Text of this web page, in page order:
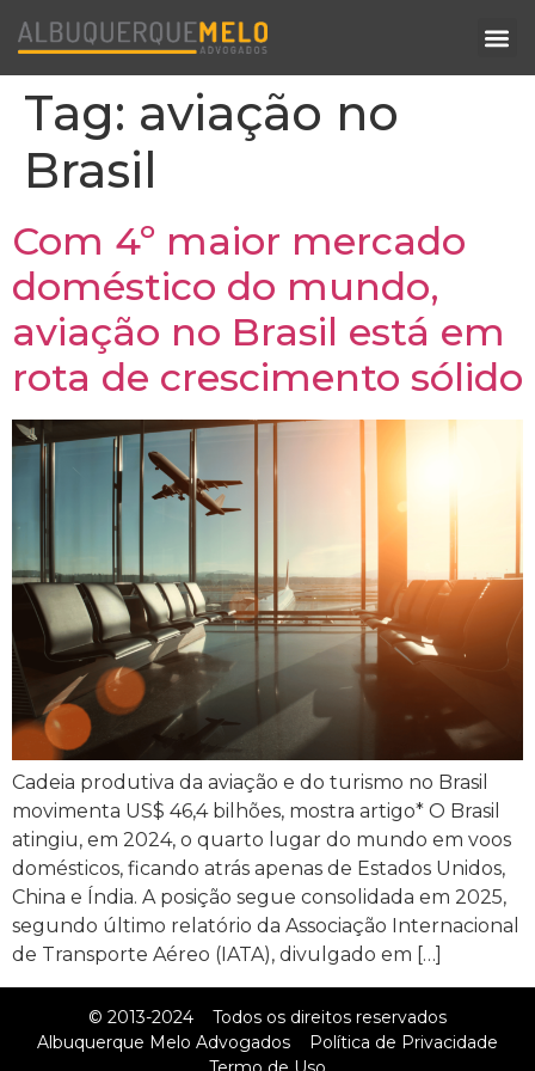
Tag: aviação no
Brasil
Com 4º maior mercado
doméstico do mundo,
aviação no Brasil está em
rota de crescimento sólido
Cadeia produtiva da aviação e do turismo no Brasil
movimenta US$ 46,4 bilhões, mostra artigo* O Brasil
atingiu, em 2024, o quarto lugar do mundo em voos
domésticos, ficando atrás apenas de Estados Unidos,
China e Índia. A posição segue consolidada em 2025,
segundo último relatório da Associação Internacional
de Transporte Aéreo (IATA), divulgado em […]
© 2013-2024
Todos os direitos reservados
Albuquerque Melo Advogados
Política de Privacidade